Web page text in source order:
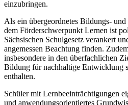
einzubringen.
Als ein übergeordnetes Bildungs-
dem Förderschwerpunkt Lernen ist
Sächsischen Schulgesetz verankert
angemessen Beachtung finden.
insbesondere in den überfachlichen
Bildung für nachhaltige Entwicklung
enthalten.
Schüler mit Lernbeeinträchtigungen
und anwendungsorientiertes